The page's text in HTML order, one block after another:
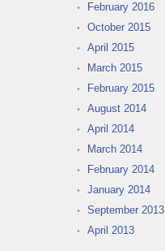
February 2016
October 2015
April 2015
March 2015
February 2015
August 2014
April 2014
March 2014
February 2014
January 2014
September 2013
April 2013